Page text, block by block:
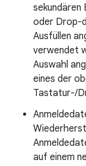
oder Drop-
Ausfüllen
verwendet
Auswahl
eines der
Tastatur-/
auf einem